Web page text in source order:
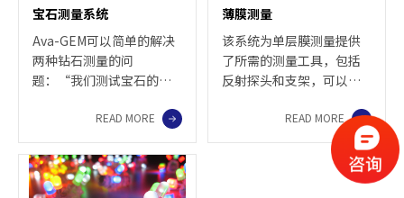
宝石测量系统
Ava-GEM可以简单的解决
两种钻石测量的问
题：“我们测试宝石的哪
天然特征？”READ MORE
薄膜测量
该系统为单层膜测量提供
了所需的测量工具，包括
反射探头和支架，可以测
50μm， 分辨率可达 1
nm，测量范围从紫外 / 可
见到近红外（200-1100
READ MORE